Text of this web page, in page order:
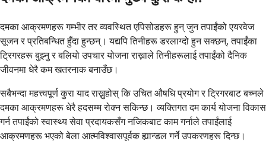
दमका आक्रमणहरू गम्भीर तर व्यवस्थित एपिसोडहरू हुन् जुन तपाईंको एयरवेज
सूजन र प्रतिबन्धित हुँदा हुन्छन्। यद्यपि तिनीहरू डरलाग्दो हुन सक्छन्, तपाईंका
ट्रिगरहरू बुझ्नु र बलियो उपचार योजना राख्नाले तिनीहरूलाई तपाईंको दैनिक
जीवनमा धेरै कम खतरनाक बनाउँछ।
सबैभन्दा महत्त्वपूर्ण कुरा याद राख्नुहोस् कि उचित औषधि प्रयोग र ट्रिगरबाट बच्नले
दमका आक्रमणहरू धेरै हदसम्म रोक्न सकिन्छ। व्यक्तिगत दम कार्य योजना विकास
गर्न तपाईंको स्वास्थ्य सेवा प्रदायकसँग नजिकबाट काम गर्नाले तपाईंलाई
आक्रमणहरू भएको बेला आत्मविश्वासपूर्वक ह्यान्डल गर्ने उपकरणहरू दिन्छ।